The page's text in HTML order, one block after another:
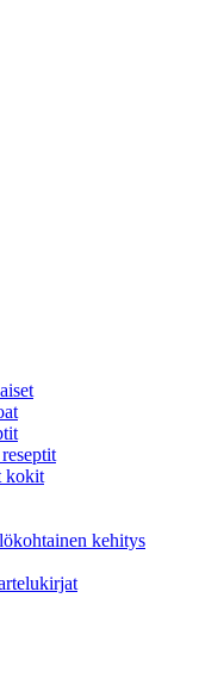
kokit
kehitys